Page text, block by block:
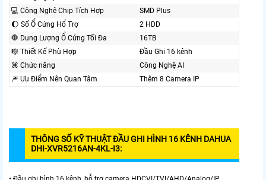
💻 Công Nghệ Chip Tích Hợp
SMD Plus
🌔 Số Ổ Cứng Hổ Trợ
2 HDD
🛑 Dung Lượng Ổ Cứng Tối Đa
16TB
🎼️ Thiết Kế Phù Hợp
Đầu Ghi 16 kênh
⌘ Chức năng
Công Nghệ AI
🎆 Ưu Điểm Nên Quan Tâm
Thêm 8 Camera IP
THÔNG SỐ KỸ THUẬT ĐẦU GHI HÌNH 16 KÊNH DAHUA
DHI-XVR5216AN-4KL-I3: